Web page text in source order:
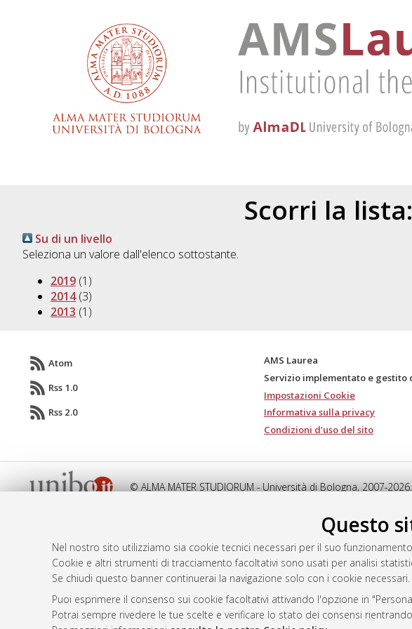
Questo
Nel nostro sito utilizziamo sia cookie tecnici necessari per il suo
Cookie e altri strumenti di tracciamento facoltativi sono usati per analisi
Se chiudi questo banner continuerai la navigazione solo con i cookie necessari.
Puoi esprimere il consenso sui cookie facoltativi attivando l'opzione in
Potrai sempre rivedere le tue scelte e verificare lo stato dei consensi
Scorri la
Su di un livello
Seleziona un valore dall'elenco sottostante.
2019(1)
2014(3)
2013 (1)
Atom
Rss 1.0
Rss 2.0
AMS Laurea
Servizio implementato e gestito
Impostazioni Cookie
Informativa sulla privacy
Condizioni d’uso del sito
© ALMA MATER STUDIORUM - Università di Bologna, 2007-2026.